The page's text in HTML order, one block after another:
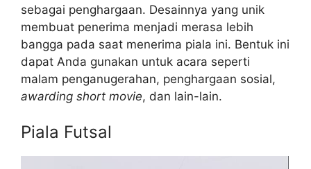
sebagai penghargaan. Desainnya yang unik
membuat penerima menjadi merasa lebih
bangga pada saat menerima piala ini. Bentuk ini
dapat Anda gunakan untuk acara seperti
malam penganugerahan, penghargaan sosial,
awarding short movie, dan lain-lain.
Piala Futsal